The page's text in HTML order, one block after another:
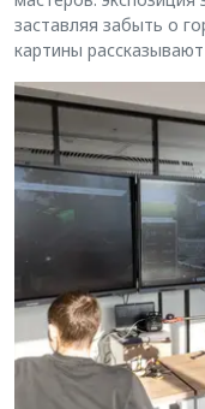
заставляя забыть о
картины